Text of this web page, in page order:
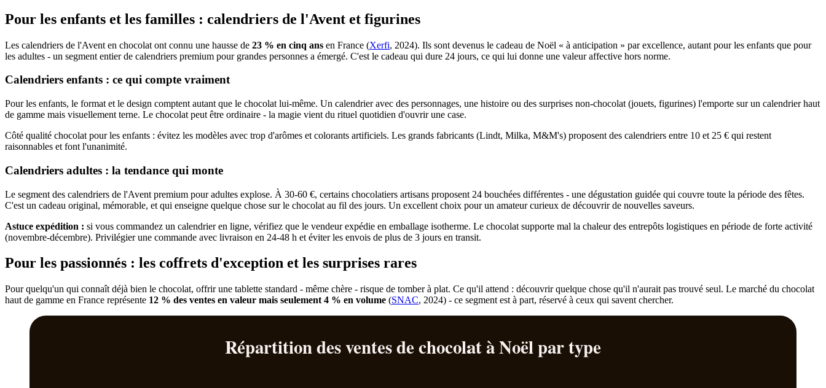
Pour les enfants et les familles : calendriers de l'Avent et figurines
Les calendriers de l'Avent en chocolat ont connu une hausse de 23 % en cinq ans en France (Xerfi, 2024). Ils sont devenus le cadeau de Noël « à anticipation » par excellence, autant pour les enfants que pour
les adultes - un segment entier de calendriers premium pour grandes personnes a émergé. C'est le cadeau qui dure 24 jours, ce qui lui donne une valeur affective hors norme.
Calendriers enfants : ce qui compte vraiment
Pour les enfants, le format et le design comptent autant que le chocolat lui-même. Un calendrier avec des personnages, une histoire ou des surprises non-chocolat (jouets, figurines) l'emporte sur un calendrier haut
de gamme mais visuellement terne. Le chocolat peut être ordinaire - la magie vient du rituel quotidien d'ouvrir une case.
Côté qualité chocolat pour les enfants : évitez les modèles avec trop d'arômes et colorants artificiels. Les grands fabricants (Lindt, Milka, M&M's) proposent des calendriers entre 10 et 25 € qui restent
raisonnables et font l'unanimité.
Calendriers adultes : la tendance qui monte
Le segment des calendriers de l'Avent premium pour adultes explose. À 30-60 €, certains chocolatiers artisans proposent 24 bouchées différentes - une dégustation guidée qui couvre toute la période des fêtes.
C'est un cadeau original, mémorable, et qui enseigne quelque chose sur le chocolat au fil des jours. Un excellent choix pour un amateur curieux de découvrir de nouvelles saveurs.
Astuce expédition : si vous commandez un calendrier en ligne, vérifiez que le vendeur expédie en emballage isotherme. Le chocolat supporte mal la chaleur des entrepôts logistiques en période de forte activité
(novembre-décembre). Privilégier une commande avec livraison en 24-48 h et éviter les envois de plus de 3 jours en transit.
Pour les passionnés : les coffrets d'exception et les surprises rares
Pour quelqu'un qui connaît déjà bien le chocolat, offrir une tablette standard - même chère - risque de tomber à plat. Ce qu'il attend : découvrir quelque chose qu'il n'aurait pas trouvé seul. Le marché du chocolat
haut de gamme en France représente 12 % des ventes en valeur mais seulement 4 % en volume (SNAC, 2024) - ce segment est à part, réservé à ceux qui savent chercher.
Répartition des ventes de chocolat à Noël par type